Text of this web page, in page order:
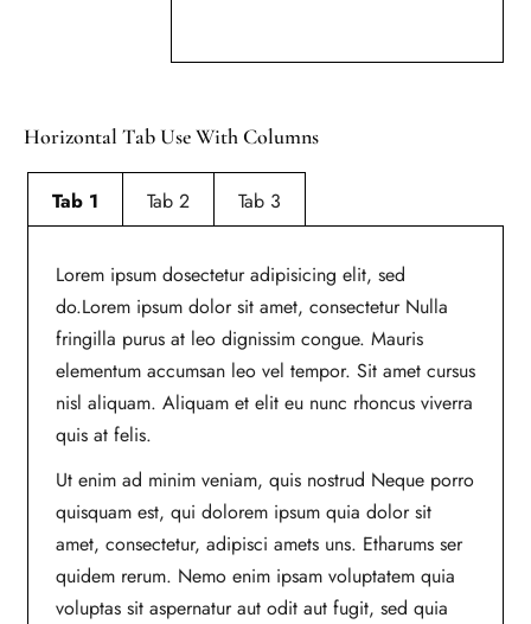
Horizontal Tab Use With Columns
Tab 1 Tab 2 Tab 3
Lorem ipsum dosectetur adipisicing elit, sed
do.Lorem ipsum dolor sit amet, consectetur Nulla
fringilla purus at leo dignissim congue. Mauris
elementum accumsan leo vel tempor. Sit amet cursus
nisl aliquam. Aliquam et elit eu nunc rhoncus viverra
quis at felis.
Ut enim ad minim veniam, quis nostrud Neque porro
quisquam est, qui dolorem ipsum quia dolor sit
amet, consectetur, adipisci amets uns. Etharums ser
quidem rerum. Nemo enim ipsam voluptatem quia
voluptas sit aspernatur aut odit aut fugit, sed quia